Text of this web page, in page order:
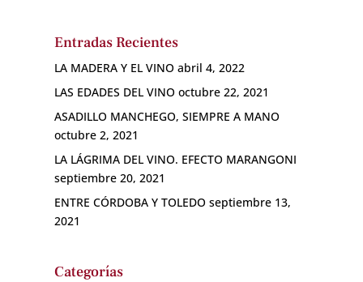
Entradas Recientes
LA MADERA Y EL VINO abril 4, 2022
LAS EDADES DEL VINO octubre 22, 2021
ASADILLO MANCHEGO, SIEMPRE A MANO
octubre 2, 2021
LA LÁGRIMA DEL VINO. EFECTO MARANGONI
septiembre 20, 2021
ENTRE CÓRDOBA Y TOLEDO septiembre 13,
2021
Categorías